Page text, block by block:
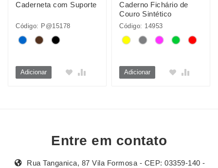
Caderneta com Suporte
Código: P@15178
Adicionar
Caderno Fichário de
Couro Sintético
Código: 14953
Adicionar
Entre em contato
Rua Tanganica, 87 Vila Formosa - CEP: 03359-140 -